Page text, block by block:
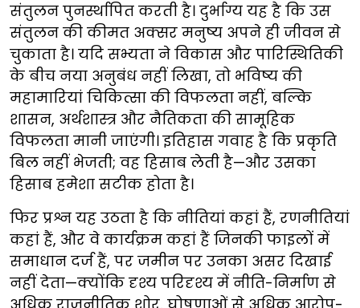
संतुलन पुनर्स्थापित करती है। दुर्भाग्य यह है कि उस
संतुलन की कीमत अक्सर मनुष्य अपने ही जीवन से
चुकाता है। यदि सभ्यता ने विकास और पारिस्थितिकी
के बीच नया अनुबंध नहीं लिखा, तो भविष्य की
महामारियां चिकित्सा की विफलता नहीं, बल्कि
शासन, अर्थशास्त्र और नैतिकता की सामूहिक
विफलता मानी जाएंगी। इतिहास गवाह है कि प्रकृति
बिल नहीं भेजती; वह हिसाब लेती है—और उसका
हिसाब हमेशा सटीक होता है।
फिर प्रश्न यह उठता है कि नीतियां कहां हैं, रणनीतियां
कहां हैं, और वे कार्यक्रम कहां हैं जिनकी फाइलों में
समाधान दर्ज हैं, पर जमीन पर उनका असर दिखाई
नहीं देता—क्योंकि दृश्य परिदृश्य में नीति-निर्माण से